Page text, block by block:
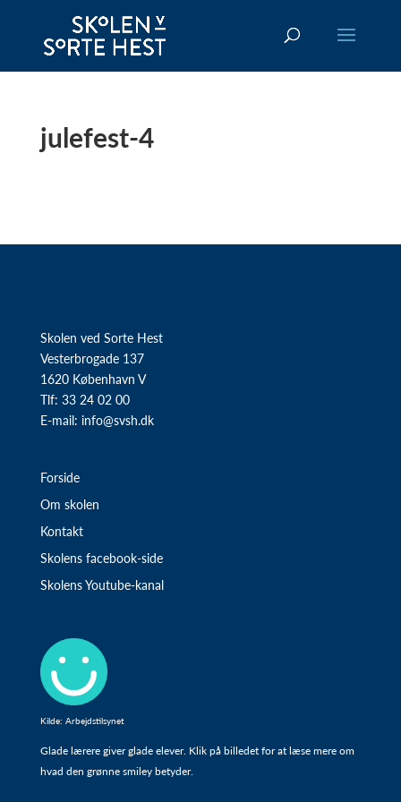
julefest-4
Skolen ved Sorte Hest
Vesterbrogade 137
1620 København V
Tlf: 33 24 02 00
E-mail: info@svsh.dk
Forside
Om skolen
Kontakt
Skolens facebook-side
Skolens Youtube-kanal
Kilde: Arbejdstilsynet
Glade lærere giver glade elever. Klik på billedet for at læse mere om
hvad den grønne smiley betyder.